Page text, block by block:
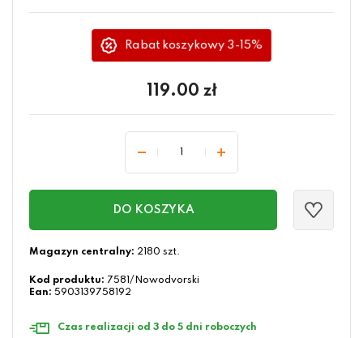
Rabat koszykowy 3-15%
119.00 zł
DO KOSZYKA
Magazyn centralny: 2180 szt.
Kod produktu: 7581/Nowodvorski
Ean: 5903139758192
Czas realizacji od 3 do 5 dni roboczych